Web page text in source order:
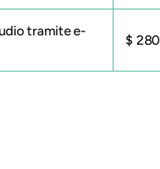
tramite e-
$